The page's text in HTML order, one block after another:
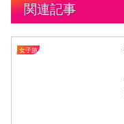
関連記事
女子旅